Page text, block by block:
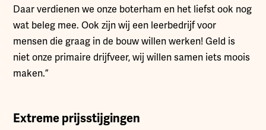
Daar verdienen we onze boterham en het liefst ook nog
wat beleg mee. Ook zijn wij een leerbedrijf voor
mensen die graag in de bouw willen werken! Geld is
niet onze primaire drijfveer, wij willen samen iets moois
maken.”
Extreme prijsstijgingen